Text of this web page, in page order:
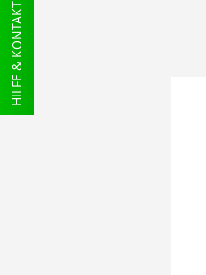
HILFE & KONTAKT